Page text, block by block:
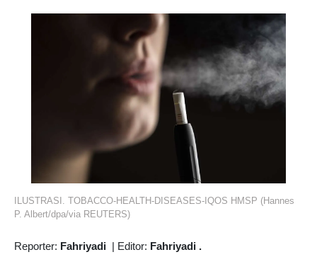
ILUSTRASI. TOBACCO-HEALTH-DISEASES-IQOS HMSP (Hannes
P. Albert/dpa/via REUTERS)
Reporter: Fahriyadi | Editor: Fahriyadi .